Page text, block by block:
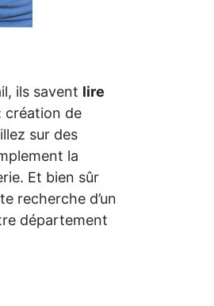
ils savent lire
création de
sur des
la
Et bien sûr
recherche d’un
département